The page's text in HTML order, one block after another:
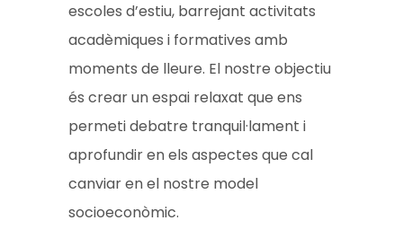
escoles d’estiu, barrejant activitats
acadèmiques i formatives amb
moments de lleure. El nostre objectiu
és crear un espai relaxat que ens
permeti debatre tranquil·lament i
aprofundir en els aspectes que cal
canviar en el nostre model
socioeconòmic.